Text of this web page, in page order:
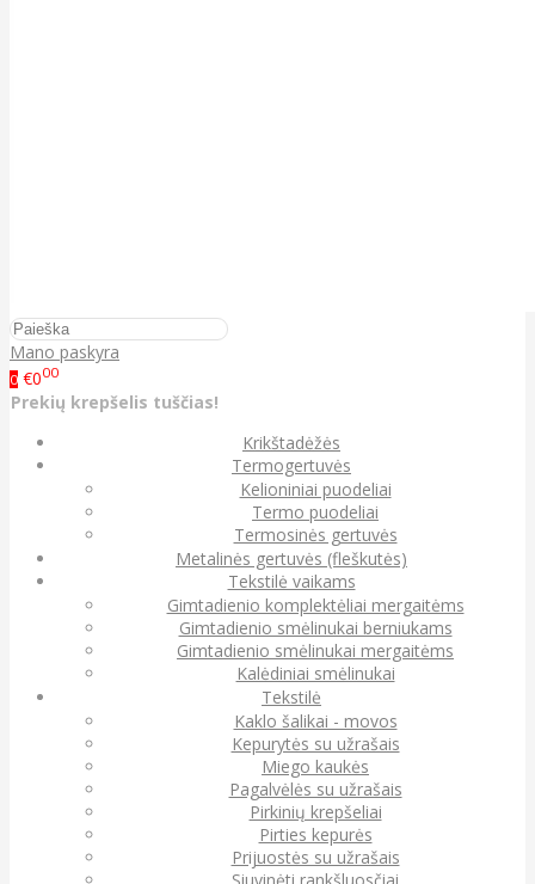
Mano paskyra
0 €000
Prekių krepšelis tuščias!
Krikštadėžės
Termogertuvės
Kelioniniai puodeliai
Termo puodeliai
Termosinės gertuvės
Metalinės gertuvės (fleškutės)
Tekstilė vaikams
Gimtadienio komplektėliai mergaitėms
Gimtadienio smėlinukai berniukams
Gimtadienio smėlinukai mergaitėms
Kalėdiniai smėlinukai
Tekstilė
Kaklo šalikai - movos
Kepurytės su užrašais
Miego kaukės
Pagalvėlės su užrašais
Pirkinių krepšeliai
Pirties kepurės
Prijuostės su užrašais
Siuvinėti rankšluosčiai